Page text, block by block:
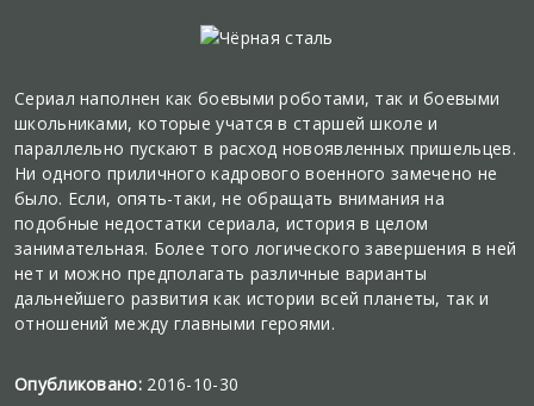
Сериал наполнен как боевыми роботами, так и боевыми
школьниками, которые учатся в старшей школе и
параллельно пускают в расход новоявленных пришельцев.
Ни одного приличного кадрового военного замечено не
было. Если, опять-таки, не обращать внимания на
подобные недостатки сериала, история в целом
занимательная. Более того логического завершения в ней
нет и можно предполагать различные варианты
дальнейшего развития как истории всей планеты, так и
отношений между главными героями.
Опубликовано:2016-10-30